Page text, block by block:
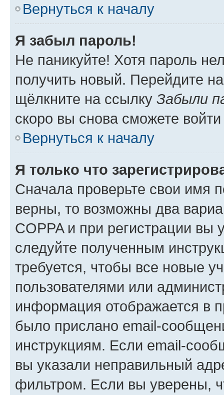
Вернуться к началу
Я забыл пароль!
Не паникуйте! Хотя пароль
получить новый. Перейдите
щёлкните на ссылку Забыли
скоро вы снова сможете
Вернуться к началу
Я только что
Сначала проверьте свои имя
верны, то возможны два
COPPA и при регистрации вы
следуйте полученным
требуется, чтобы все новые
пользователями или
информация отображается в
было прислано email-
инструкциям. Если email-
вы указали неправильный
фильтром. Если вы уверены,